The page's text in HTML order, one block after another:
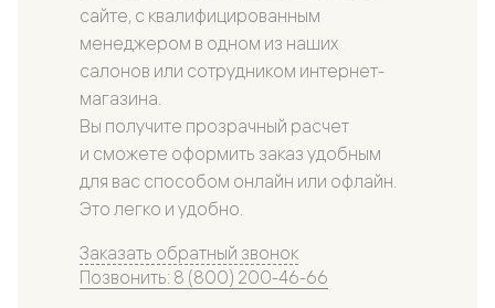
сайте, с квалифицированным
менеджером в одном из наших
салонов или сотрудником интернет-
магазина.
Вы получите прозрачный расчет
и сможете оформить заказ удобным
для вас способом онлайн или офлайн.
Это легко и удобно.
Заказать обратный звонок
Позвонить: 8 (800) 200-46-66